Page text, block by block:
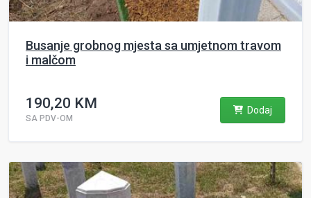
Busanje grobnog mjesta sa umjetnom travom
i malčom
190,20 KM
SA PDV-OM
Dodaj